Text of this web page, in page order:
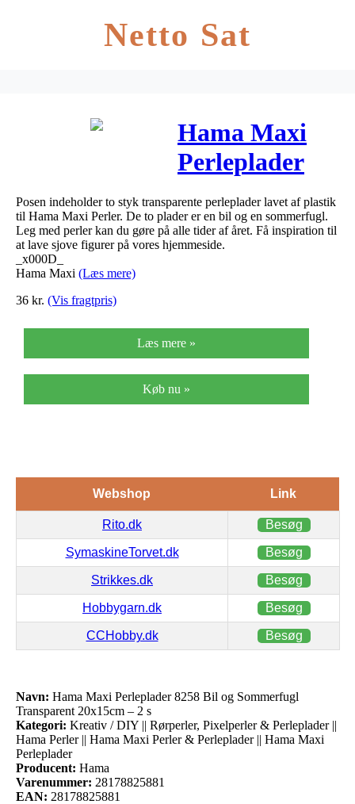
Netto Sat
Hama Maxi
Perleplader
8258 Bil og
Sommerfugl
Transparent
Posen indeholder to styk transparente perleplader lavet af plastik
til Hama Maxi Perler. De to plader er en bil og en sommerfugl.
Leg med perler kan du gøre på alle tider af året. Få inspiration til
at lave sjove figurer på vores hjemmeside.
_x000D_
Hama Maxi (Læs mere)
36 kr. (Vis fragtpris)
Læs mere »
Køb nu »
Webshop Link
Rito.dk Besøg
SymaskineTorvet.dk Besøg
Strikkes.dk Besøg
Hobbygarn.dk Besøg
CCHobby.dk Besøg
Navn: Hama Maxi Perleplader 8258 Bil og Sommerfugl
Transparent 20x15cm – 2 s
Kategori: Kreativ / DIY || Rørperler, Pixelperler & Perleplader ||
Hama Perler || Hama Maxi Perler & Perleplader || Hama Maxi
Perleplader
Producent: Hama
Varenummer: 28178825881
EAN: 28178825881